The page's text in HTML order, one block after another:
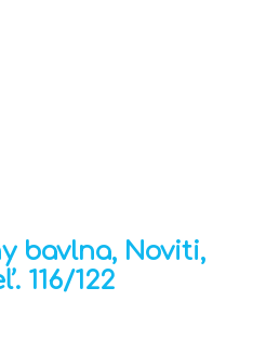
bavlna, Noviti,
116/122